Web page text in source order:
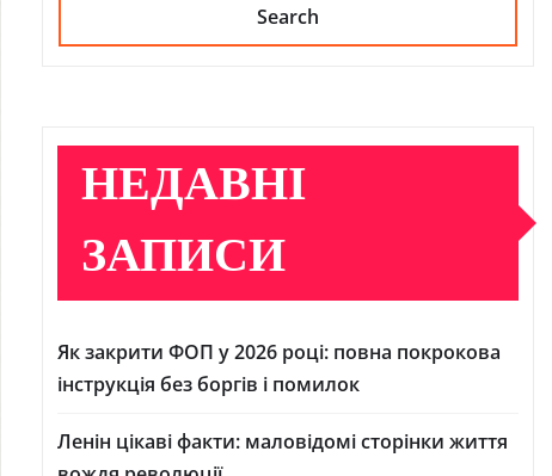
Search
НЕДАВНІ
ЗАПИСИ
Як закрити ФОП у 2026 році: повна покрокова
інструкція без боргів і помилок
Ленін цікаві факти: маловідомі сторінки життя